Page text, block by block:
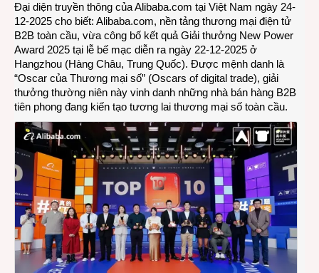
Đại diện truyền thông của Alibaba.com tại Việt Nam ngày 24-
12-2025 cho biết: Alibaba.com, nền tảng thương mại điện tử
B2B toàn cầu, vừa công bố kết quả Giải thưởng New Power
Award 2025 tại lễ bế mạc diễn ra ngày 22-12-2025 ở
Hangzhou (Hàng Châu, Trung Quốc). Được mệnh danh là
“Oscar của Thương mại số” (Oscars of digital trade), giải
thưởng thường niên này vinh danh những nhà bán hàng B2B
tiên phong đang kiến tạo tương lai thương mại số toàn cầu.